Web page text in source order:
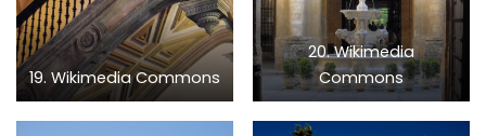
19. Wikimedia Commons
20. Wikimedia
Commons